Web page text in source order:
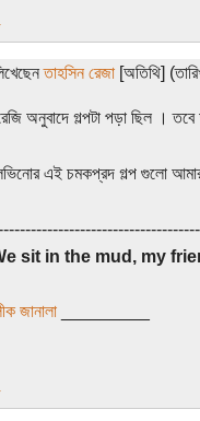
তাহসিন রেজা[অতিথি]
অনুবাদে গল্পটা পড়া ছিল । তবে
এই চমকপ্রদ গল্প গুলো
sit in the mud, my
জানালা